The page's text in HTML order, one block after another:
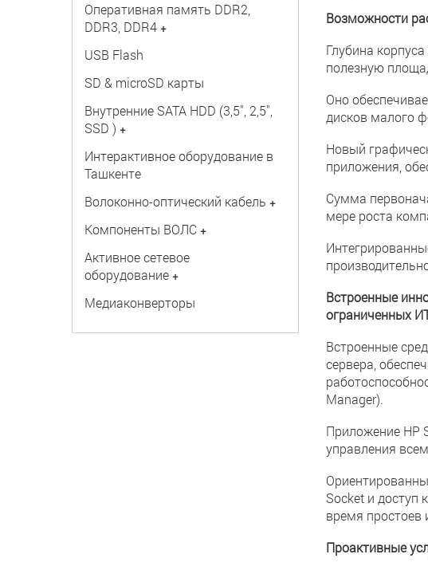
Оперативная память DDR2,
DDR3, DDR4 +
USB Flash
SD & microSD карты
Внутренние SATA HDD (3,5", 2,5",
SSD ) +
Интерактивное оборудование в
Ташкенте
Волоконно-оптический кабель +
Компоненты ВОЛС +
Активное сетевое
оборудование +
Медиаконверторы
Возможности
Глубина
полезную
Оно
дисков малого
Новый
приложения,
Сумма
мере роста
Встроенные
ограниченных
Встроенные
сервера,
Manager).
Приложение HP
управления
Socket и
время простоев
Проактивные